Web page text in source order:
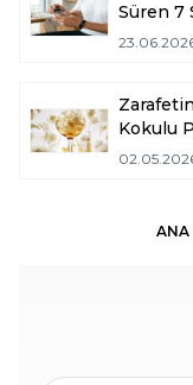
Süren 7
Kokulu
ANA